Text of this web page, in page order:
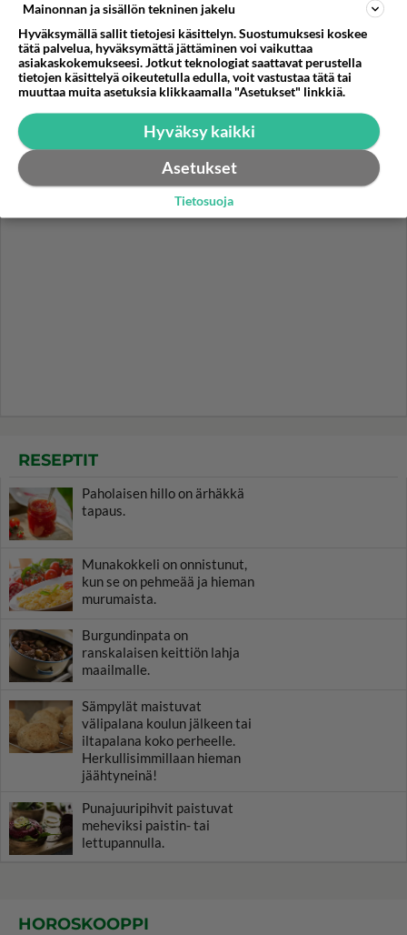
teon - Missä on 25-vuotias
Helmi Loukasmäki?
Kun yksi kauhallinen ei riitä...
Tämä helppo arkiruoka ei jää
RESEPTIT
Paholaisen hillo on ärhäkkä
tapaus.
Munakokkeli on onnistunut,
kun se on pehmeää ja hieman
murumaista.
Burgundinpata on
ranskalaisen keittiön lahja
maailmalle.
Sämpylät maistuvat
välipalana koulun jälkeen tai
iltapalana koko perheelle.
Herkullisimmillaan hieman
jäähtyneinä!
Punajuuripihvit paistuvat
meheviksi paistin- tai
lettupannulla.
HOROSKOOPPI
Mainonnan ja sisällön tekninen jakelu
Hyväksymällä sallit tietojesi käsittelyn. Suostumuksesi koskee
tätä palvelua, hyväksymättä jättäminen voi vaikuttaa
asiakaskokemukseesi. Jotkut teknologiat saattavat perustella
tietojen käsittelyä oikeutetulla edulla, voit vastustaa tätä tai
muuttaa muita asetuksia klikkaamalla "Asetukset" linkkiä.
Hyväksy kaikki
Asetukset
Tietosuoja